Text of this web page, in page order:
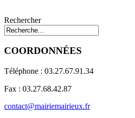
Rechercher
COORDONNÉES
Téléphone : 03.27.67.91.34
Fax : 03.27.68.42.87
contact@mairiemairieux.fr